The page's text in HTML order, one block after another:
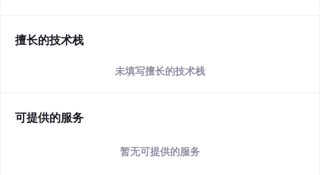
擅长的技术栈
未填写擅长的技术栈
可提供的服务
暂无可提供的服务